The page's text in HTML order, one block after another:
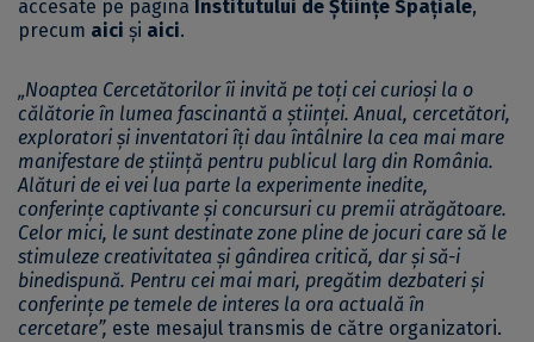
accesate pe pagina Institutului de Științe Spațiale,
precum aici și aici.
„Noaptea Cercetătorilor îi invită pe toți cei curioși la o
călătorie în lumea fascinantă a științei. Anual, cercetători,
exploratori și inventatori îți dau întâlnire la cea mai mare
manifestare de știință pentru publicul larg din România.
Alături de ei vei lua parte la experimente inedite,
conferințe captivante și concursuri cu premii atrăgătoare.
Celor mici, le sunt destinate zone pline de jocuri care să le
stimuleze creativitatea și gândirea critică, dar și să-i
binedispună. Pentru cei mai mari, pregătim dezbateri și
conferințe pe temele de interes la ora actuală în
cercetare”, este mesajul transmis de către organizatori.